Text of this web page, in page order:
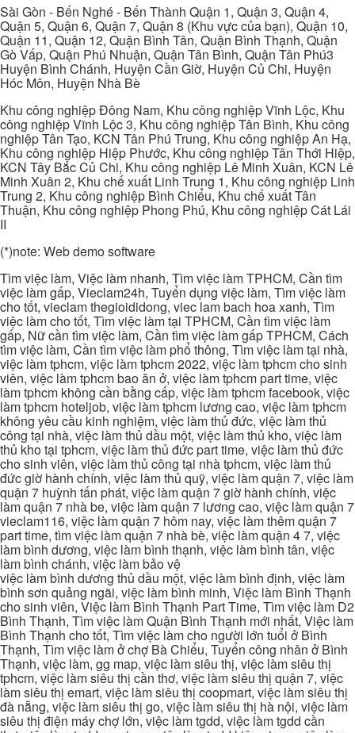
Sài Gòn - Bến Nghé - Bến Thành Quận 1, Quận 3, Quận 4,
Quận 5, Quận 6, Quận 7, Quận 8 (Khu vực của bạn), Quận 10,
Quận 11, Quận 12, Quận Bình Tân, Quận Bình Thạnh, Quận
Gò Vấp, Quận Phú Nhuận, Quận Tân Bình, Quận Tân Phú3
Huyện Bình Chánh, Huyện Cần Giờ, Huyện Củ Chi, Huyện
Hóc Môn, Huyện Nhà Bè
Khu công nghiệp Đông Nam, Khu công nghiệp Vĩnh Lộc, Khu
công nghiệp Vĩnh Lộc 3, Khu công nghiệp Tân Bình, Khu công
nghiệp Tân Tạo, KCN Tân Phú Trung, Khu công nghiệp An Hạ,
Khu công nghiệp Hiệp Phước, Khu công nghiệp Tân Thới Hiệp,
KCN Tây Bắc Củ Chi, Khu công nghiệp Lê Minh Xuân, KCN Lê
Minh Xuân 2, Khu chế xuất Linh Trung 1, Khu công nghiệp Linh
Trung 2, Khu công nghiệp Bình Chiểu, Khu chế xuất Tân
Thuận, Khu công nghiệp Phong Phú, Khu công nghiệp Cát Lái
II
(*)note: Web demo software
Tìm việc làm, Việc làm nhanh, Tìm việc làm TPHCM, Cần tìm
việc làm gấp, Vieclam24h, Tuyển dụng việc làm, Tìm việc làm
cho tốt, vieclam thegioididong, viec lam bach hoa xanh, Tìm
việc làm cho tốt, Tìm việc làm tại TPHCM, Cần tìm việc làm
gấp, Nữ cần tìm việc làm, Cần tìm việc làm gấp TPHCM, Cách
tìm việc làm, Cần tìm việc làm phổ thông, Tìm việc làm tại nhà,
việc làm tphcm, việc làm tphcm 2022, việc làm tphcm cho sinh
viên, việc làm tphcm bao ăn ở, việc làm tphcm part time, việc
làm tphcm không cần bằng cấp, việc làm tphcm facebook, việc
làm tphcm hoteljob, việc làm tphcm lương cao, việc làm tphcm
không yêu cầu kinh nghiệm, việc làm thủ đức, việc làm thủ
công tại nhà, việc làm thủ dầu một, việc làm thủ kho, việc làm
thủ kho tại tphcm, việc làm thủ đức part time, việc làm thủ đức
cho sinh viên, việc làm thủ công tại nhà tphcm, việc làm thủ
đức giờ hành chính, việc làm thủ quỹ, việc làm quận 7, việc làm
quận 7 huỳnh tấn phát, việc làm quận 7 giờ hành chính, việc
làm quận 7 nhà be, việc làm quận 7 lương cao, việc làm quận 7
vieclam116, việc làm quận 7 hôm nay, việc làm thêm quận 7
part time, tìm việc làm quận 7 nhà bè, việc làm quận 4 7, việc
làm bình dương, việc làm bình thạnh, việc làm bình tân, việc
làm bình chánh, việc làm bảo vệ
việc làm bình dương thủ dầu một, việc làm bình định, việc làm
bình sơn quảng ngãi, việc làm bình minh, Việc làm Bình Thạnh
cho sinh viên, Việc làm Bình Thạnh Part Time, Tìm việc làm D2
Bình Thạnh, Tìm việc làm Quận Bình Thạnh mới nhất, Việc làm
Bình Thạnh cho tốt, Tìm việc làm cho người lớn tuổi ở Bình
Thạnh, Tìm việc làm ở chợ Bà Chiểu, Tuyển công nhân ở Bình
Thạnh, việc làm, gg map, việc làm siêu thị, việc làm siêu thị
tphcm, việc làm siêu thị cần thơ, việc làm siêu thị quận 7, việc
làm siêu thị emart, việc làm siêu thị coopmart, việc làm siêu thị
đà nẵng, việc làm siêu thị go, việc làm siêu thị hà nội, việc làm
siêu thị điện máy chợ lớn, việc làm tgdd, việc làm tgdd cần